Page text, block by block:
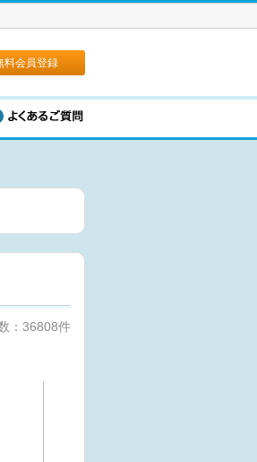
料会員登録
：36808件